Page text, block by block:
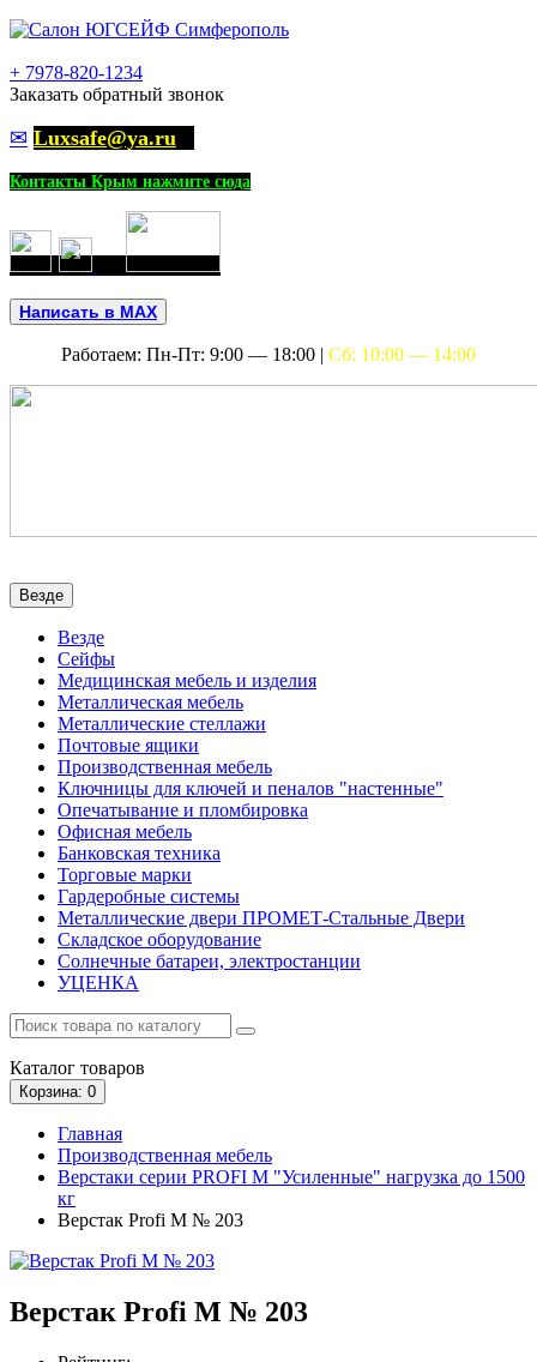
+ 7978-820-1234
Заказать обратный звонок
✉ Luxsafe@ya.ru
Контакты Крым нажмите сюда
Написать в MAX
Работаем: Пн-Пт: 9:00 — 18:00 | Сб: 10:00 — 14:00
Везде
Везде
Сейфы
Медицинская мебель и изделия
Металлическая мебель
Металлические стеллажи
Почтовые ящики
Производственная мебель
Ключницы для ключей и пеналов "настенные"
Опечатывание и пломбировка
Офисная мебель
Банковская техника
Торговые марки
Гардеробные системы
Металлические двери ПРОМЕТ-Стальные Двери
Складское оборудование
Солнечные батареи, электростанции
УЦЕНКА
Каталог товаров
Корзина: 0
Главная
Производственная мебель
Верстаки серии PROFI M "Усиленные" нагрузка до 1500
кг
Верстак Profi M № 203
Верстак Profi M № 203